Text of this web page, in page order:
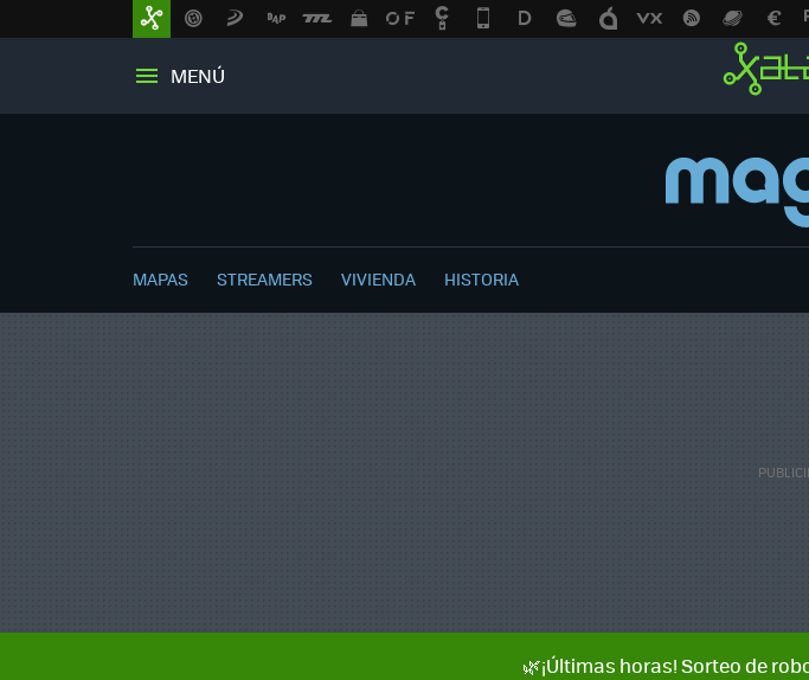
MENÚ
MAPAS STREAMERS VIVIENDA HISTORIA
🌿¡Últimas horas! Sorteo de